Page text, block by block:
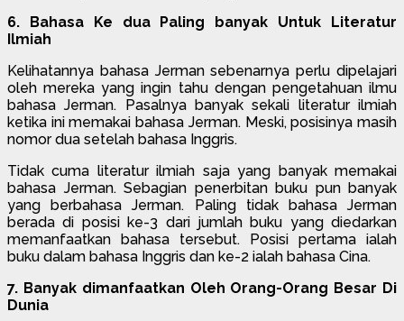
6. Bahasa Ke dua Paling banyak Untuk Literatur
Ilmiah
Kelihatannya bahasa Jerman sebenarnya perlu dipelajari
oleh mereka yang ingin tahu dengan pengetahuan ilmu
bahasa Jerman. Pasalnya banyak sekali literatur ilmiah
ketika ini memakai bahasa Jerman. Meski, posisinya masih
nomor dua setelah bahasa Inggris.
Tidak cuma literatur ilmiah saja yang banyak memakai
bahasa Jerman. Sebagian penerbitan buku pun banyak
yang berbahasa Jerman. Paling tidak bahasa Jerman
berada di posisi ke-3 dari jumlah buku yang diedarkan
memanfaatkan bahasa tersebut. Posisi pertama ialah
buku dalam bahasa Inggris dan ke-2 ialah bahasa Cina.
7. Banyak dimanfaatkan Oleh Orang-Orang Besar Di
Dunia